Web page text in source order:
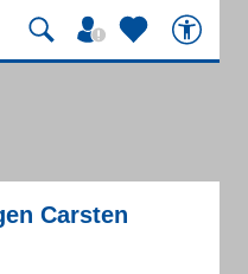
Carsten